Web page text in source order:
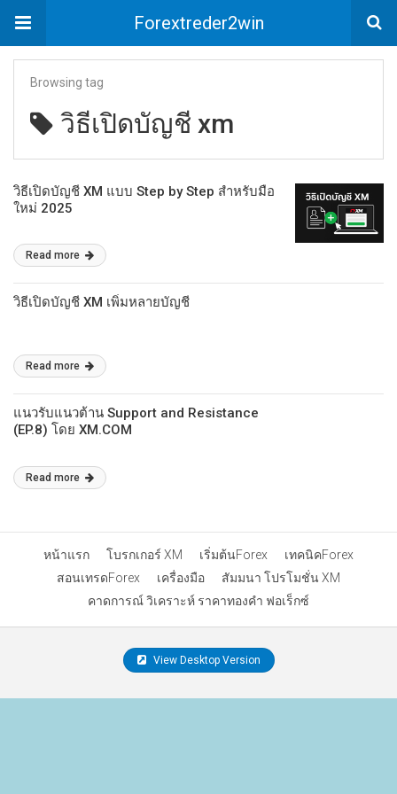
Forextreder2win
Browsing tag
วิธีเปิดบัญชี xm
วิธีเปิดบัญชี XM แบบ Step by Step สำหรับมือ
ใหม่ 2025
Read more
วิธีเปิดบัญชี XM เพิ่มหลายบัญชี
Read more
แนวรับแนวต้าน Support and Resistance
(EP.8) โดย XM.COM
Read more
หน้าแรก โบรกเกอร์ XM เริ่มต้นForex
เทคนิคForex
สอนเทรดForex
เครื่องมือ
สัมมนา โปรโมชั่น XM
คาดการณ์ วิเคราะห์ ราคาทองคำ ฟอเร็กซ์
View Desktop Version